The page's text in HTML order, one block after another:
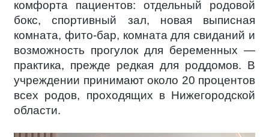
комфорта пациентов: отдельный родовой
бокс, спортивный зал, новая выписная
комната, фито-бар, комната для свиданий и
возможность прогулок для беременных —
практика, прежде редкая для роддомов. В
учреждении принимают около 20 процентов
всех родов, проходящих в Нижегородской
области.